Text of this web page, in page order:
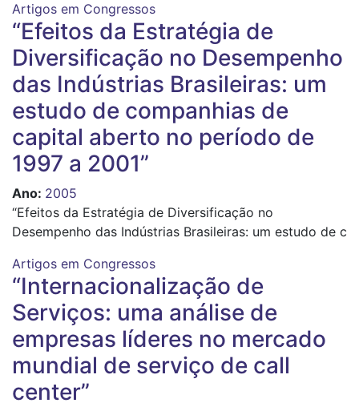
Artigos em Congressos
“Efeitos da Estratégia de
Diversificação no Desempenho
das Indústrias Brasileiras: um
estudo de companhias de
capital aberto no período de
1997 a 2001”
Ano: 2005
“Efeitos da Estratégia de Diversificação no
Desempenho das Indústrias Brasileiras: um estudo de c
Artigos em Congressos
“Internacionalização de
Serviços: uma análise de
empresas líderes no mercado
mundial de serviço de call
center”